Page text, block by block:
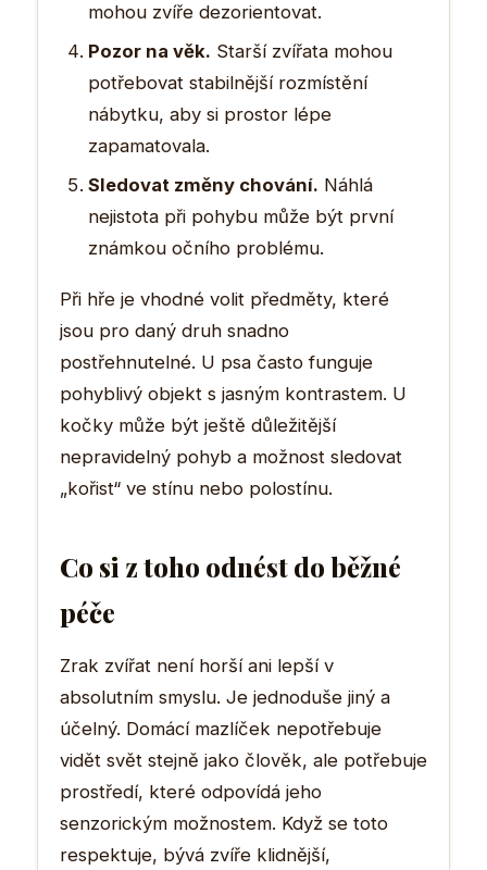
mohou zvíře dezorientovat.
Pozor na věk. Starší zvířata mohou
potřebovat stabilnější rozmístění
nábytku, aby si prostor lépe
zapamatovala.
Sledovat změny chování. Náhlá
nejistota při pohybu může být první
známkou očního problému.
Při hře je vhodné volit předměty, které
jsou pro daný druh snadno
postřehnutelné. U psa často funguje
pohyblivý objekt s jasným kontrastem. U
kočky může být ještě důležitější
nepravidelný pohyb a možnost sledovat
„kořist“ ve stínu nebo polostínu.
Co si z toho odnést do běžné
péče
Zrak zvířat není horší ani lepší v
absolutním smyslu. Je jednoduše jiný a
účelný. Domácí mazlíček nepotřebuje
vidět svět stejně jako člověk, ale potřebuje
prostředí, které odpovídá jeho
senzorickým možnostem. Když se toto
respektuje, bývá zvíře klidnější,